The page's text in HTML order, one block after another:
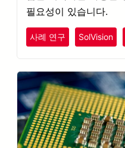
필요성이 있습니다.
사례 연구 SolVision